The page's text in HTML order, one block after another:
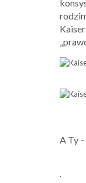
A Ty
.